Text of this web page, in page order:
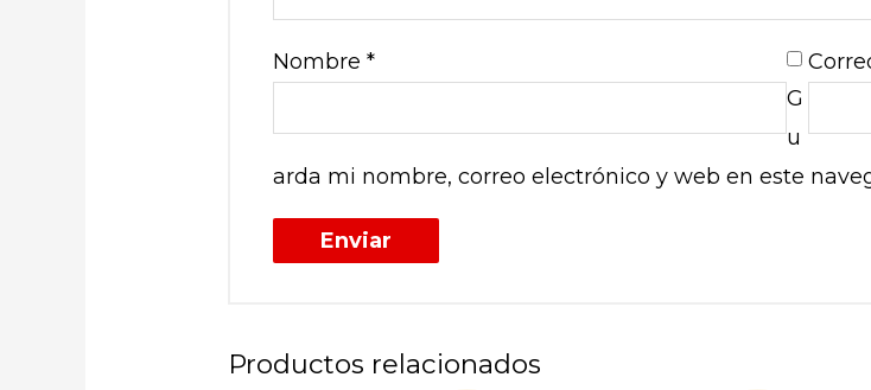
Nombre*
G
u
arda mi nombre, correo electrónico y web en este
Productos relacionados